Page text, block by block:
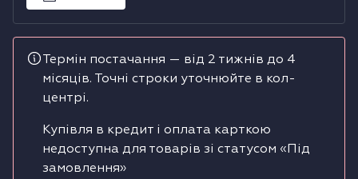
Сушильні машини
Термін постачання — від 2 тижнів до 4
місяців. Точні строки уточнюйте в кол-
центрі.
Купівля в кредит і оплата карткою
недоступна для товарів зі статусом «Під
замовлення»